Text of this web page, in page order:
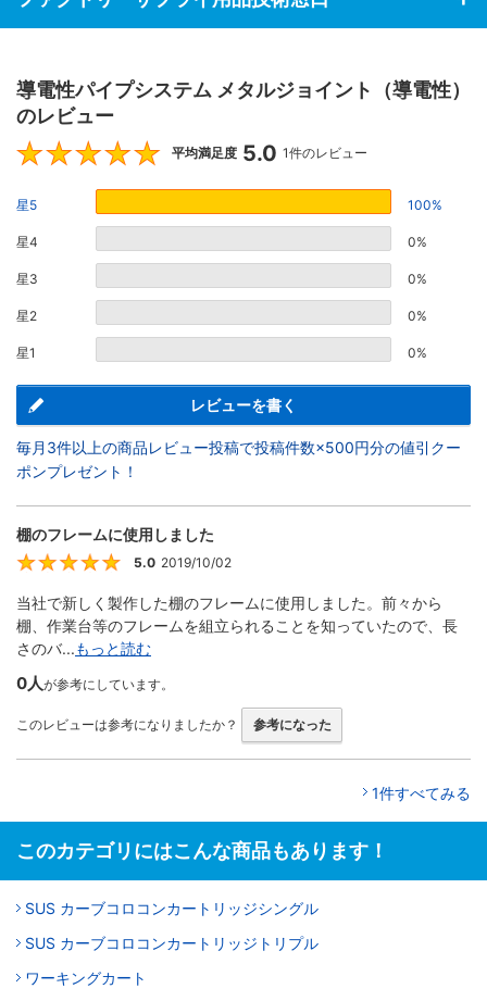
導電性パイプシステム メタルジョイント（導電性）
のレビュー
5
平均満足度 5.0 1件のレビュー
星5 100%
星4 0%
星3 0%
星2 0%
星1 0%
レビューを書く
毎月3件以上の商品レビュー投稿で投稿件数×500円分の値引クー
ポンプレゼント！
棚のフレームに使用しました
5
5.0 2019/10/02
当社で新しく製作した棚のフレームに使用しました。前々から
棚、作業台等のフレームを組立られることを知っていたので、長
さのバ...もっと読む
0人が参考にしています。
このレビューは参考になりましたか？ 参考になった
1件すべてみる
このカテゴリにはこんな商品もあります！
SUS カーブコロコンカートリッジシングル
SUS カーブコロコンカートリッジトリプル
ワーキングカート